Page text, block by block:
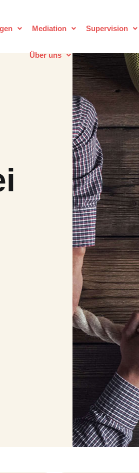
Mediation Supervision
Über uns